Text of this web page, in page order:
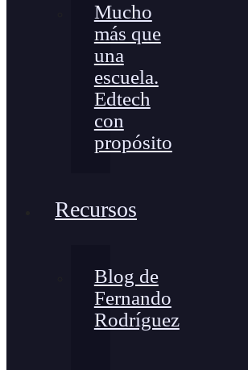
Mucho
más que
una
escuela.
Edtech
con
propósito
Recursos
Blog de
Fernando
Rodríguez